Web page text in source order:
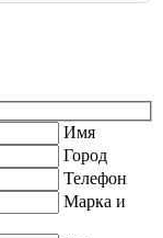
Имя
Город
Телефон
Марка и